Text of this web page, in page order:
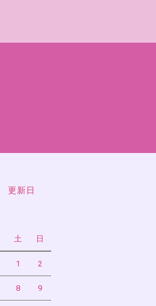
更新日
土 日
1 2
8 9